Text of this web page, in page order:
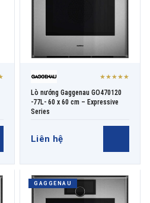
★★★★★
Lò nướng Gaggenau GO470120
-77L- 60 x 60 cm – Expressive
Series
Liên hệ
GAGGENAU